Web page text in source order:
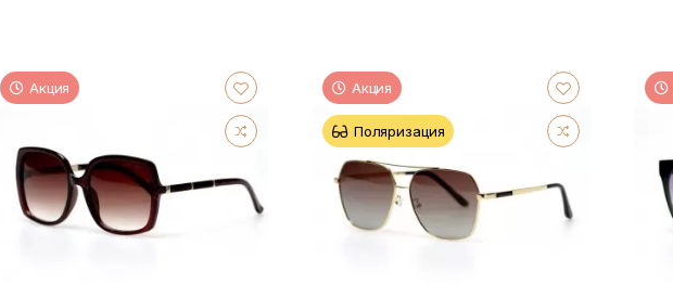
Акция Акция
Поляризация